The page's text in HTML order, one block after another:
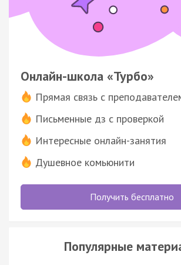
Онлайн-школа «Турбо»
Прямая связь с
Письменные дз с проверкой
Интересные онлайн-занятия
Душевное комьюнити
Получить бесплатно
Популярные